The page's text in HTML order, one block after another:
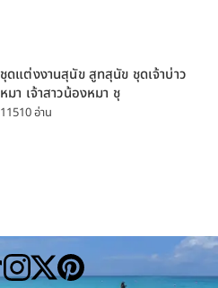
ชุดแต่งงานสุนัข สูทสุนัข ชุดเจ้าบ่าว
หมา เจ้าสาวน้องหมา ชุ
11510 อ่าน